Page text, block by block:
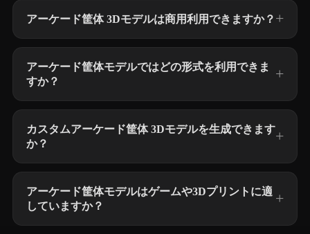
アーケード筐体 3Dモデルは商用利用できますか？
アーケード筐体モデルではどの形式を利用できま
すか？
カスタムアーケード筐体 3Dモデルを生成できます
か？
アーケード筐体モデルはゲームや3Dプリントに適
していますか？